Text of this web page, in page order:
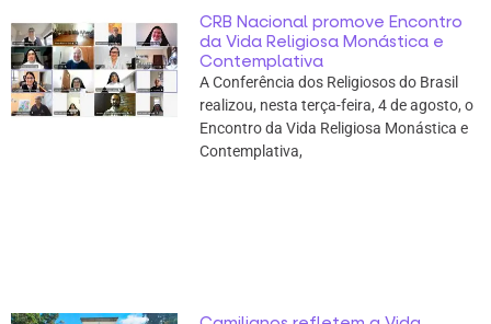
CRB Nacional promove Encontro
da Vida Religiosa Monástica e
Contemplativa
A Conferência dos Religiosos do Brasil
realizou, nesta terça-feira, 4 de agosto, o
Encontro da Vida Religiosa Monástica e
Contemplativa,